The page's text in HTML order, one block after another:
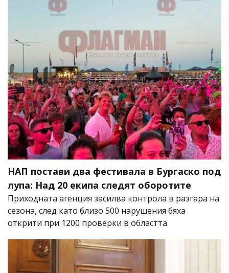
НАП постави два фестивала в Бургаско под
лупа: Над 20 екипа следят оборотите
Приходната агенция засилва контрола в разгара на
сезона, след като близо 500 нарушения бяха
открити при 1200 проверки в областта